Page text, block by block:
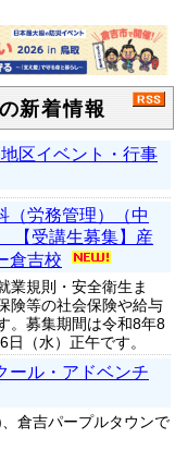
新着情報
地区イベント・行事
（労務管理）（中
【受講生募集】産
倉吉校
業規則・安全衛生ま
険等の社会保険や給与
。募集期間は令和8年8
（水）正午です。
ール・アドベンチ
倉吉パープルタウンで